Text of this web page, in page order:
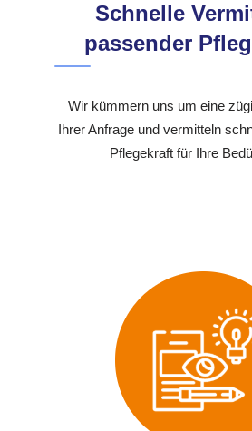
Schnelle
passender
Wir kümmern uns um eine
Ihrer Anfrage und vermitteln
Pflegekraft für Ihre